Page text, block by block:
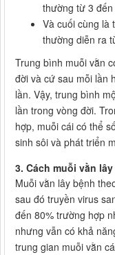
thường từ 3 đến
Và cuối cùng là
thường diễn ra
Trung bình muỗi vằn
đời và cứ sau mỗi lần
lần. Vậy, trung bình
lần trong vòng đời.
hợp, muỗi cái có thể
sinh sôi và phát triển
3. Cách muỗi vằn
Muỗi vằn lây bệnh
sau đó truyền virus
đến 80% trường hợp
nhưng vẫn có khả
trung gian muỗi vằn